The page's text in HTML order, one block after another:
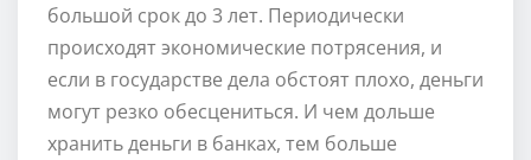
большой срок до 3 лет. Периодически
происходят экономические потрясения, и
если в государстве дела обстоят плохо, деньги
могут резко обесцениться. И чем дольше
хранить деньги в банках, тем больше